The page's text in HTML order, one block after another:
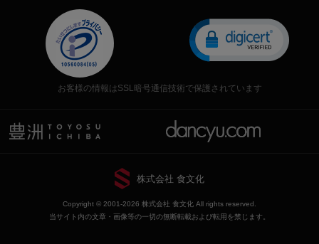
お客様の情報はSSL暗号通信技術で保護されています
株式会社 食文化
Copyright © 2001-2026 株式会社 食文化 All rights reserved.
当サイト内の文章・画像等の一切の無断転載および転用を禁じます。